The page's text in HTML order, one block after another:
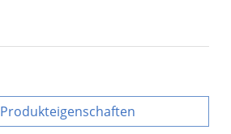
Produkteigenschaften